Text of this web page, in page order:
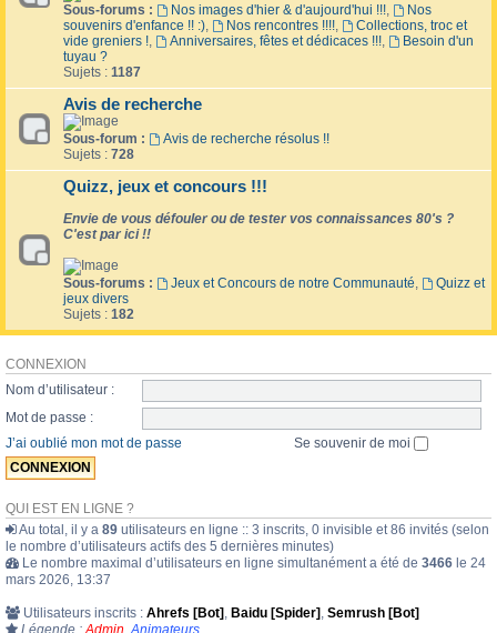
Sous-forums : Nos images d'hier & d'aujourd'hui !!!,
Nos
souvenirs d'enfance !! :), Nos rencontres !!!!,
Collections, troc et
vide greniers !, Anniversaires, fêtes et dédicaces !!!,
Besoin d'un
tuyau ?
Sujets : 1187
Avis de recherche
Sous-forum :
Avis de recherche résolus !!
Sujets : 728
Quizz, jeux et concours !!!
Envie de vous défouler ou de tester vos connaissances 80's ?
C'est par ici !!
Sous-forums : Jeux et Concours de notre Communauté,
Quizz et
jeux divers
Sujets : 182
CONNEXION
Nom d’utilisateur :
Mot de passe :
J’ai oublié mon mot de passe
Se souvenir de moi
QUI EST EN LIGNE ?
Au total, il y a 89 utilisateurs en ligne :: 3 inscrits, 0 invisible et 86 invités (selon
le nombre d’utilisateurs actifs des 5 dernières minutes)
Le nombre maximal d’utilisateurs en ligne simultanément a été de 3466 le 24
mars 2026, 13:37
Utilisateurs inscrits : Ahrefs [Bot] , Baidu [Spider] , Semrush [Bot]
Légende : Admin Animateurs